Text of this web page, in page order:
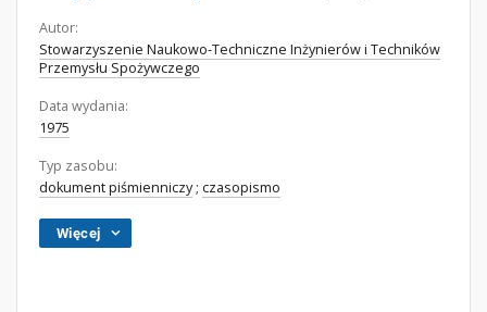
Autor:
Stowarzyszenie Naukowo-Techniczne Inżynierów i Techników
Przemysłu Spożywczego
Data wydania:
1975
Typ zasobu:
dokument piśmienniczy; czasopismo
Więcej